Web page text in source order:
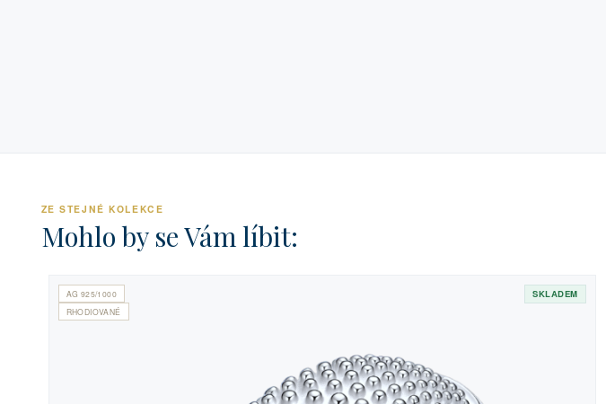
ZE STEJNÉ KOLEKCE
Mohlo by se Vám líbit:
AG 925/1000
RHODIOVANÉ
SKLADEM